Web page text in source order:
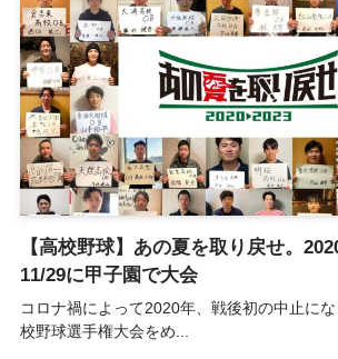
【高校野球】あの夏を取り戻せ。
11/29に甲子園で大会
コロナ禍によって2020年、戦後初の中止に
校野球選手権大会をめ...